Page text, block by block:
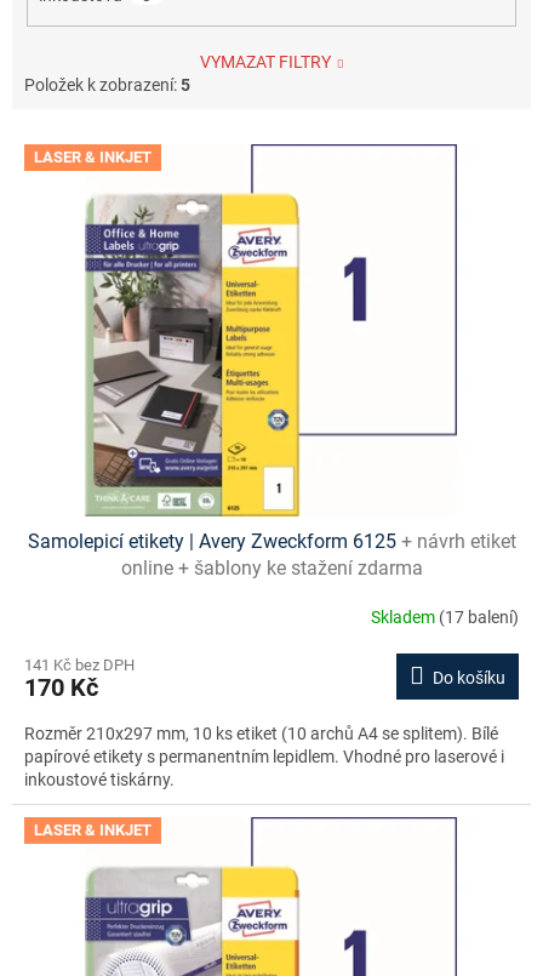
VYMAZAT FILTRY
Položek k zobrazení:5
V LASER & INKJET
Samolepicí etikety | Avery Zweckform 6125 + návrh etiket
online + šablony ke stažení zdarma
Skladem (17 balení)
141 Kč bez DPH
170 Kč Do košíku
Rozměr 210x297 mm, 10 ks etiket (10 archů A4 se splitem). Bílé
papírové etikety s permanentním lepidlem. Vhodné pro laserové i
inkoustové tiskárny.
LASER & INKJET